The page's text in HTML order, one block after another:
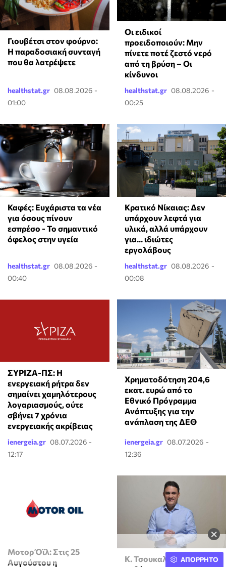
×
Γιουβέτσι στον φούρνο:
Η παραδοσιακή συνταγή
που θα λατρέψετε
healthstat.gr 08.08.2026 -
01:00
Οι ειδικοί
προειδοποιούν: Μην
πίνετε ποτέ ζεστό νερό
από τη βρύση – Οι
κίνδυνοι
healthstat.gr 08.08.2026 -
00:25
Καφές: Ευχάριστα τα νέα
για όσους πίνουν
εσπρέσο - Το σημαντικό
όφελος στην υγεία
healthstat.gr 08.08.2026 -
00:40
Κρατικό Νίκαιας: Δεν
υπάρχουν λεφτά για
υλικά, αλλά υπάρχουν
για... ιδιώτες
εργολάβους
healthstat.gr 08.08.2026 -
00:08
ΣΥΡΙΖΑ-ΠΣ: Η
ενεργειακή ρήτρα δεν
σημαίνει χαμηλότερους
λογαριασμούς, ούτε
σβήνει 7 χρόνια
ενεργειακής ακρίβειας
ienergeia.gr 08.07.2026 -
12:17
Χρηματοδότηση 204,6
εκατ. ευρώ από το
Εθνικό Πρόγραμμα
Ανάπτυξης για την
ανάπλαση της ΔΕΘ
ienergeia.gr 08.07.2026 -
12:36
Μοτορ Όϊλ: Στις 25
Αυγούστου η
Κ. Τσουκαλάς: ΗΑΠΟΡΡΗΤΟ